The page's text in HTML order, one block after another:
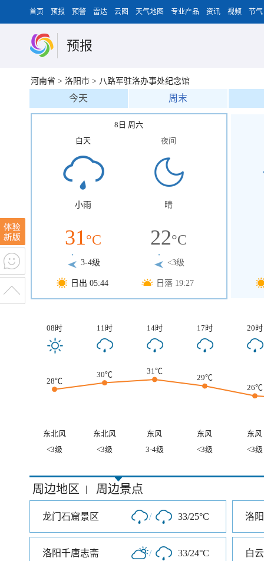
首页 预报 预警 雷达 云图 天气地图 专业产品 资讯 视频 节气
预报
河南省 > 洛阳市 > 八路军驻洛办事处纪念馆
今天 周末
8日 周六
白天
小雨
31°C
3-4级
日出 05:44
夜间
晴
22°C
<3级
日落 19:27
08时 11时 14时 17时 20时
28℃
30℃ 31℃
29℃
26℃
东北风 东北风 东风 东风
东风
<3级
<3级 3-4级 <3级 <3级
周边地区 | 周边景点
龙门石窟景区 / 33/25°C 洛
洛阳千唐志斋 / 33/24°C 白